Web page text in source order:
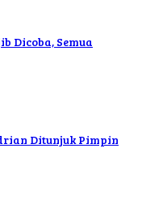
Dicoba, Semua
Ditunjuk Pimpin